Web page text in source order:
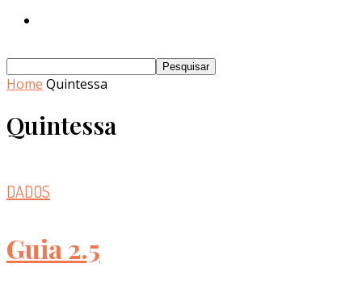
Home Quintessa
Quintessa
DADOS
Guia 2.5